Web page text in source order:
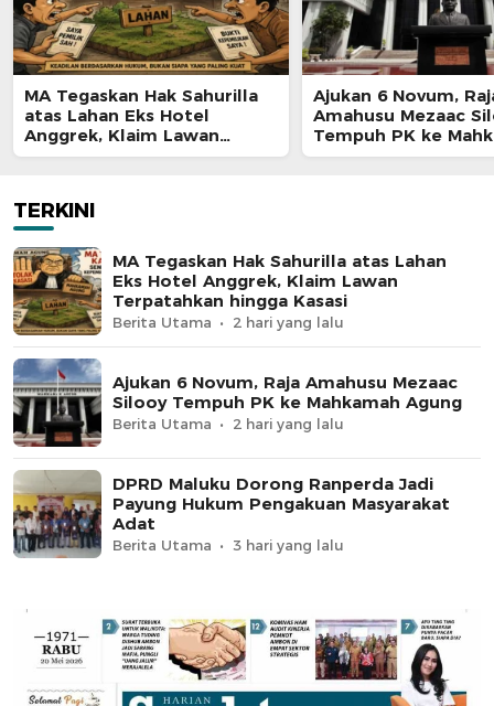
MA Tegaskan Hak Sahurilla
atas Lahan Eks Hotel
Anggrek, Klaim Lawan
Terpatahkan hingga Kasasi
Ajukan 6 Novum,
Amahusu Mezaac
Tempuh PK ke
Agung
TERKINI
MA Tegaskan Hak Sahurilla atas Lahan
Eks Hotel Anggrek, Klaim Lawan
Terpatahkan hingga Kasasi
Berita Utama 2 hari yang lalu
Ajukan 6 Novum, Raja Amahusu Mezaac
Silooy Tempuh PK ke Mahkamah Agung
Berita Utama 2 hari yang lalu
DPRD Maluku Dorong Ranperda Jadi
Payung Hukum Pengakuan Masyarakat
Adat
Berita Utama 3 hari yang lalu